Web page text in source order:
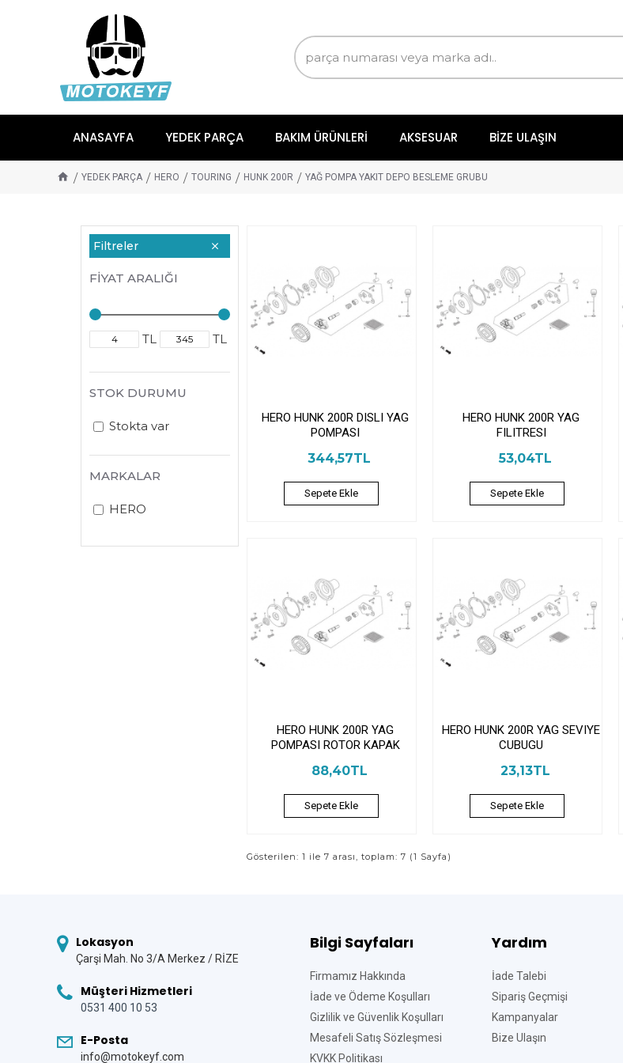
ANASAYFA YEDEK PARÇA BAKIM ÜRÜNLERI AKSESUAR BIZE ULAŞIN
YEDEK PARÇA HERO TOURING HUNK 200R YAĞ POMPA YAKIT DEPO BESLEME GRUBU
Filtreler
FIYAT ARALIĞI
TL TL
MARKALAR
HERO
STOK DURUMU
Stokta var
HERO HUNK 200R DISLI YAG
POMPASI
344,57TL
Sepete Ekle
HERO HUNK 200R YAG
FILITRESI
53,04TL
Sepete Ekle
HERO HUNK 200R YAG
POMPASI ROTOR KAPAK
88,40TL
Sepete Ekle
HERO HUNK 200R YAG SEVIYE
CUBUGU
23,13TL
Sepete Ekle
Gösterilen: 1 ile 7 arası, toplam: 7 (1 Sayfa)
Lokasyon
Çarşi Mah. No 3/A Merkez / RİZE
Müşteri Hizmetleri
0531 400 10 53
E-Posta
info@motokeyf.com
Bilgi Sayfaları
Firmamız Hakkında
İade ve Ödeme Koşulları
Gizlilik ve Güvenlik Koşulları
Mesafeli Satış Sözleşmesi
KVKK Politikası
Yardım
İade Talebi
Sipariş Geçmişi
Kampanyalar
Bize Ulaşın